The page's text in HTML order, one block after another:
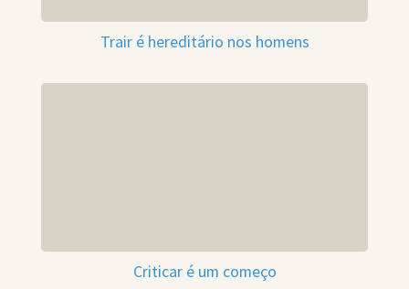
Trair é hereditário nos homens
Criticar é um começo